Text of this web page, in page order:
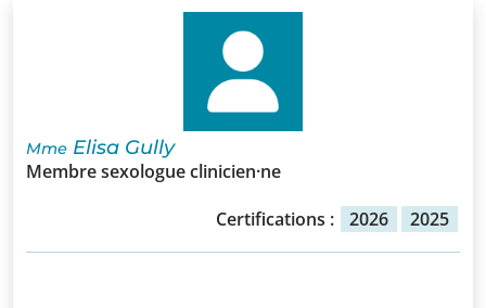
d’adhésion
sommes-
Mme Elisa Gully
Membre sexologue clinicien·ne
Certifications :
2026 2025